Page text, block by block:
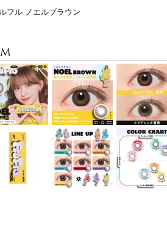
フル ノエルブラウン